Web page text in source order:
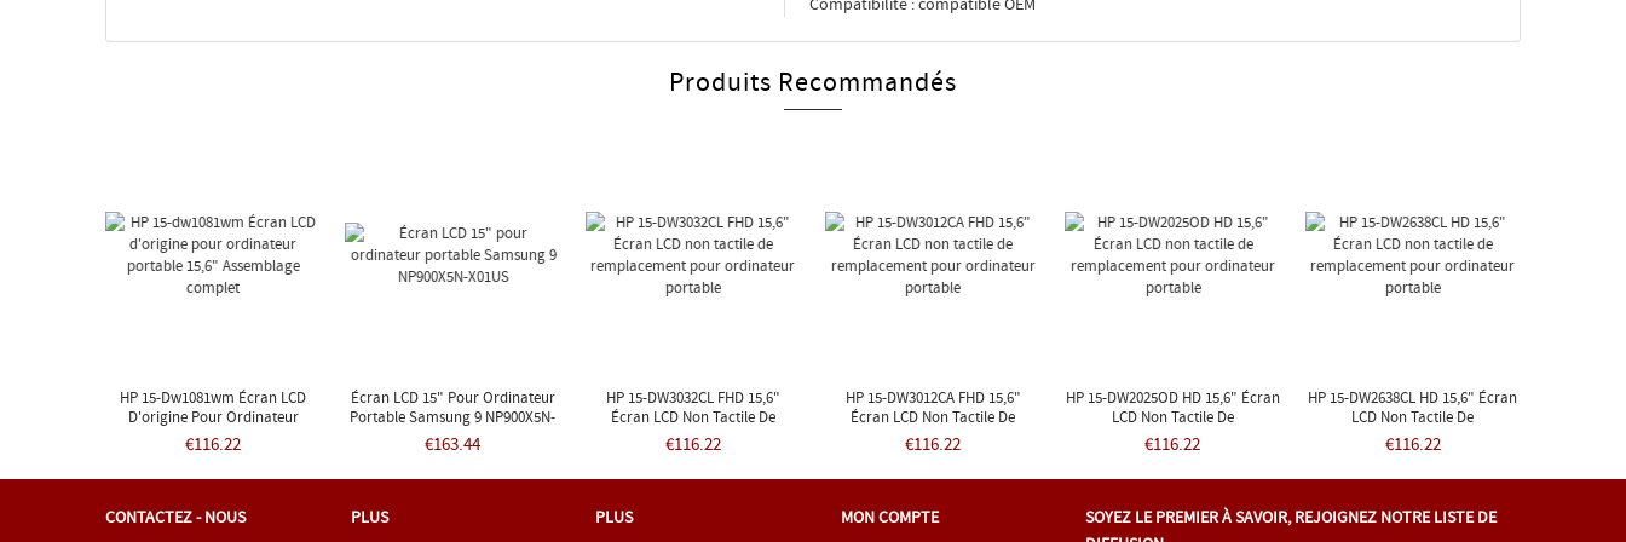
Produits Recommandés
HP 15-Dw1081wm Écran LCD
D'origine Pour Ordinateur
Portable 15,6" Assemblage
Complet
€116.22
Écran LCD 15" Pour Ordinateur
Portable Samsung 9 NP900X5N-
X01US
€163.44
HP 15-DW3032CL FHD 15,6"
Écran LCD Non Tactile De
Remplacement Pour Ordinateur
Portable
€116.22
HP 15-DW3012CA FHD 15,6"
Écran LCD Non Tactile De
Remplacement Pour Ordinateur
Portable
€116.22
HP 15-DW2025OD HD 15,6" Écran
LCD Non Tactile De
Remplacement Pour Ordinateur
Portable
€116.22
HP 15-DW2638CL HD 15,6" Écran
LCD Non Tactile De
Remplacement Pour Ordinateur
Portable
€116.22
CONTACTEZ - NOUS PLUS PLUS MON COMPTE
SOYEZ LE PREMIER À SAVOIR, REJOIGNEZ NOTRE LISTE DE